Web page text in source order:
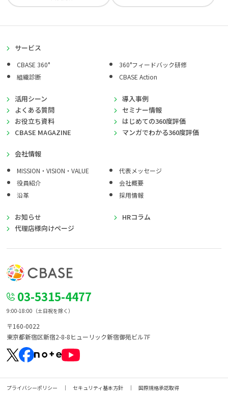
サービス
CBASE 360°
360°フィードバック研修
組織診断
CBASE Action
活用シーン
導入事例
よくある質問
セミナー情報
お役立ち資料
はじめての360度評価
CBASE MAGAZINE
マンガでわかる360度評価
会社情報
MISSION・VISION・VALUE
代表メッセージ
役員紹介
会社概要
沿革
採用情報
お知らせ
HRコラム
代理店様向けページ
03-5315-4477
9:00-18:00（土日祝を除く）
〒160-0022
東京都新宿区新宿2-8-8ヒューリック新宿御苑ビル7F
プライバシーポリシー セキュリティ基本方針 国際規格承認取得